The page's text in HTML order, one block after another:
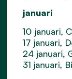
januari
10 januari,
17 januari,
24 januari,
31 januari,